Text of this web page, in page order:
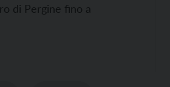
di Pergine fino a